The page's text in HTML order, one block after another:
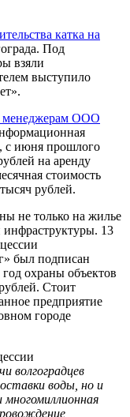
катка на
Под
взяли
выступило
менеджерам ООО
с июня прошлого
на аренду
стоимость
рублей.
не только на жилье
13
был подписан
охраны объектов
Стоит
предприятие
городе
волгоградцев
воды, но и